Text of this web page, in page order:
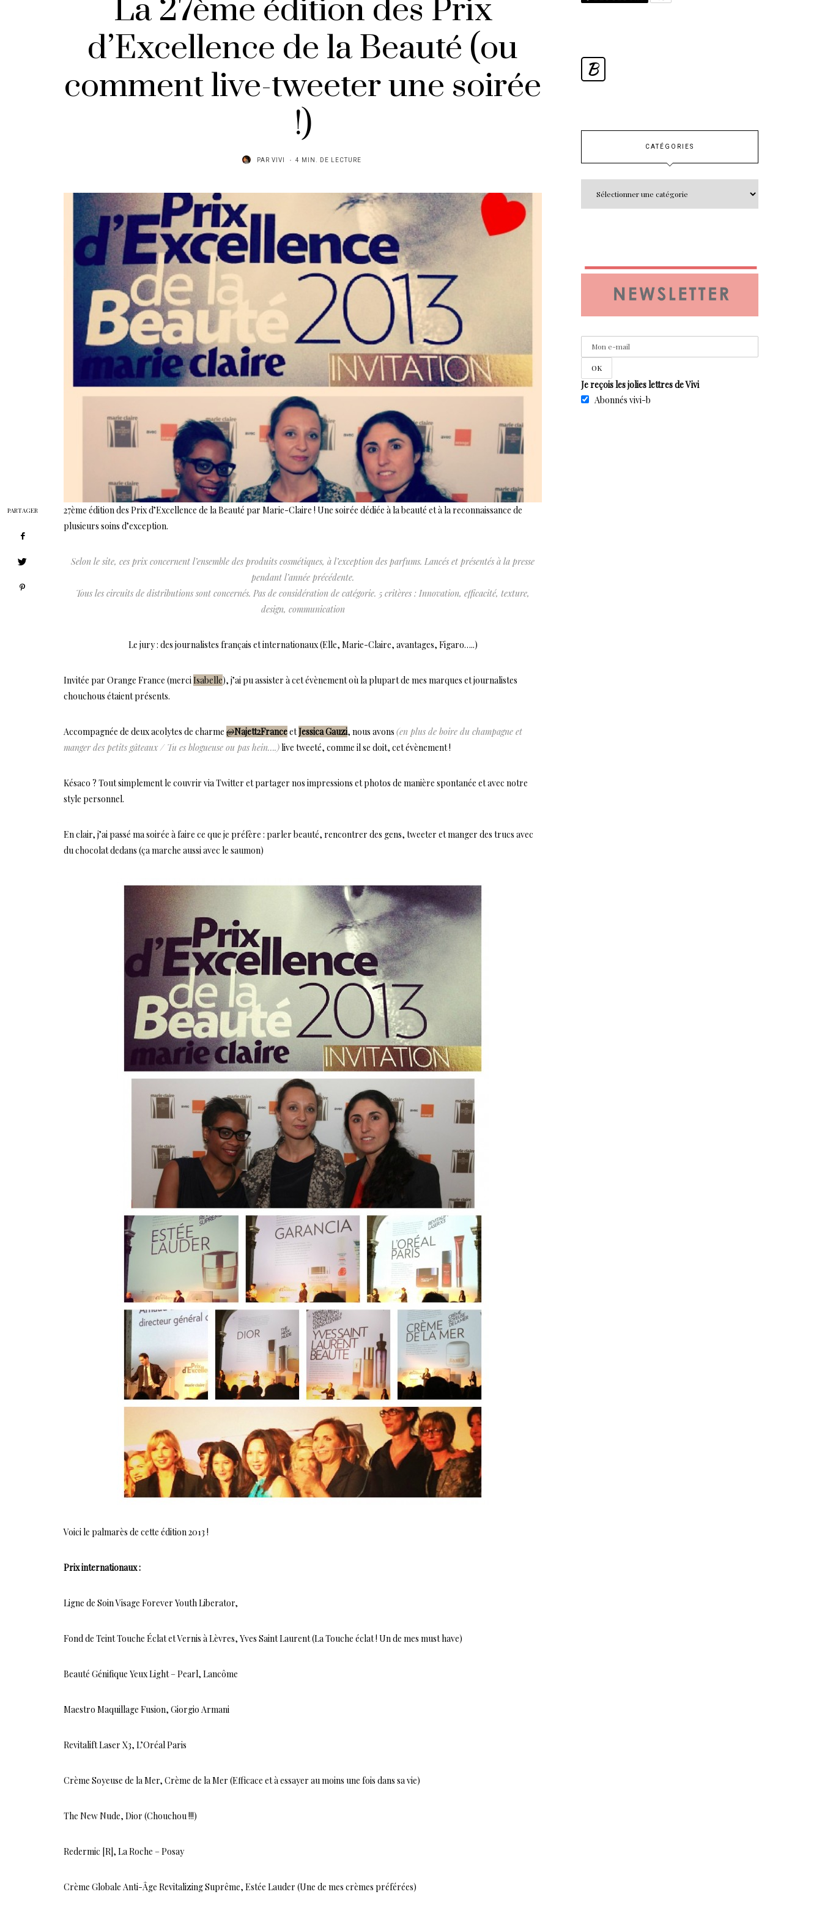
La 27ème édition des Prix
d’Excellence de la Beauté (ou
comment live-tweeter une soirée
!)
PAR VIVI 4 MIN. DE LECTURE
27ème édition des Prix d’Excellence de la Beauté par Marie-Claire ! Une soirée dédiée à la beauté et à la reconnaissance de
plusieurs soins d’exception.
Selon le site, ces prix concernent l’ensemble des produits cosmétiques, à l’exception des parfums. Lancés et présentés à la presse
pendant l’année précédente.
Tous les circuits de distributions sont concernés. Pas de considération de catégorie. 5 critères : Innovation, efficacité, texture,
design, communication
Le jury : des journalistes français et internationaux (Elle, Marie-Claire, avantages, Figaro…..)
Invitée par Orange France (merciIsabelle), j’ai pu assister à cet évènement où la plupart de mes marques et journalistes
chouchous étaient présents.
Accompagnée de deux acolytes de charme @Najett2FranceetJessica Gauzi, nous avons (en plus de boire du champagne et
manger des petits gâteaux / Tu es blogueuse ou pas hein….)live tweeté, comme il se doit, cet évènement !
Késaco ? Tout simplement le couvrir via Twitter et partager nos impressions et photos de manière spontanée et avec notre
style personnel.
En clair, j’ai passé ma soirée à faire ce que je préfère : parler beauté, rencontrer des gens, tweeter et manger des trucs avec
du chocolat dedans (ça marche aussi avec le saumon)
Voici le palmarès de cette édition 2013 !
Prix internationaux :
Ligne de Soin Visage Forever Youth Liberator,
Fond de Teint Touche Éclat et Vernis à Lèvres, Yves Saint Laurent (La Touche éclat ! Un de mes must have)
Beauté Génifique Yeux Light – Pearl, Lancôme
Maestro Maquillage Fusion, Giorgio Armani
Revitalift Laser X3, L’Oréal Paris
Crème Soyeuse de la Mer, Crème de la Mer (Efficace et à essayer au moins une fois dans sa vie)
The New Nude, Dior (Chouchou !!!)
Redermic [R], La Roche – Posay
Crème Globale Anti-Âge Revitalizing Suprême, Estée Lauder (Une de mes crèmes préférées)
PARTAGER
B
CATÉGORIES
Je reçois les jolies lettres de Vivi
Abonnés vivi-b